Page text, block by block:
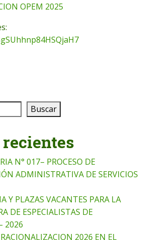
OPEM 2025
Buscar
N° 017– PROCESO DE
ADMINISTRATIVA DE SERVICIOS
Y PLAZAS VACANTES PARA LA
DE ESPECIALISTAS DE
2026
RACIONALIZACION 2026 EN EL